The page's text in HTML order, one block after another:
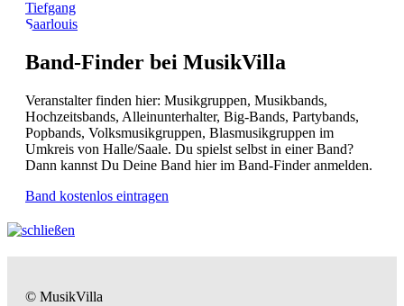
Tiefgang
Saarlouis
Band-Finder bei MusikVilla
Veranstalter finden hier: Musikgruppen, Musikbands,
Hochzeitsbands, Alleinunterhalter, Big-Bands, Partybands,
Popbands, Volksmusikgruppen, Blasmusikgruppen im
Umkreis von Halle/Saale. Du spielst selbst in einer Band?
Dann kannst Du Deine Band hier im Band-Finder anmelden.
Band kostenlos eintragen
© MusikVilla